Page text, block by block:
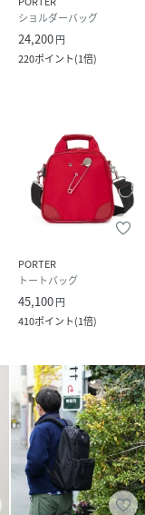
ショルダーバッグ
24,200円
220ポイント(1倍)
PORTER
トートバッグ
45,100円
410ポイント(1倍)